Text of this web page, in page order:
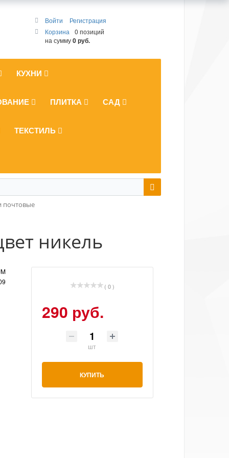
Войти
Регистрация
Корзина
0 позиций
на сумму0 руб.
КУХНИ
ПЛИТКА САД
ТЕКСТИЛЬ
почтовые
никель
( 0 )
290 руб.
шт
КУПИТЬ